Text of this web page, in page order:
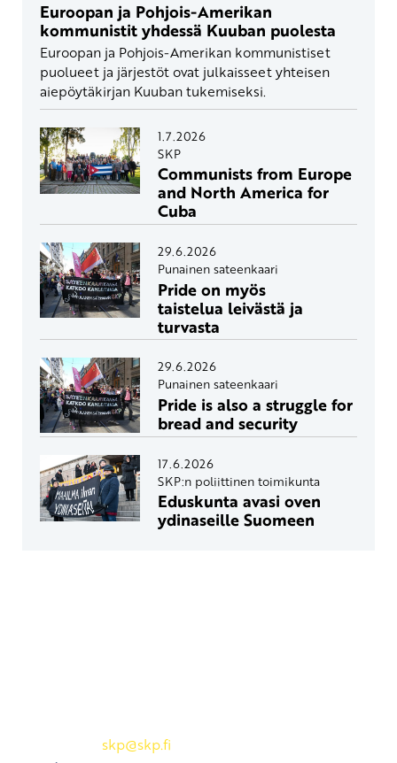
Euroopan ja Pohjois-Amerikan
kommunistit yhdessä Kuuban puolesta
Euroopan ja Pohjois-Amerikan kommunistiset
puolueet ja järjestöt ovat julkaisseet yhteisen
aiepöytäkirjan Kuuban tukemiseksi.
1.7.2026
SKP
Communists from Europe
and North America for
Cuba
29.6.2026
Punainen sateenkaari
Pride on myös
taistelua leivästä ja
turvasta
29.6.2026
Punainen sateenkaari
Pride is also a struggle for
bread and security
17.6.2026
SKP:n poliittinen toimikunta
Eduskunta avasi oven
ydinaseille Suomeen
skp@skp.fi